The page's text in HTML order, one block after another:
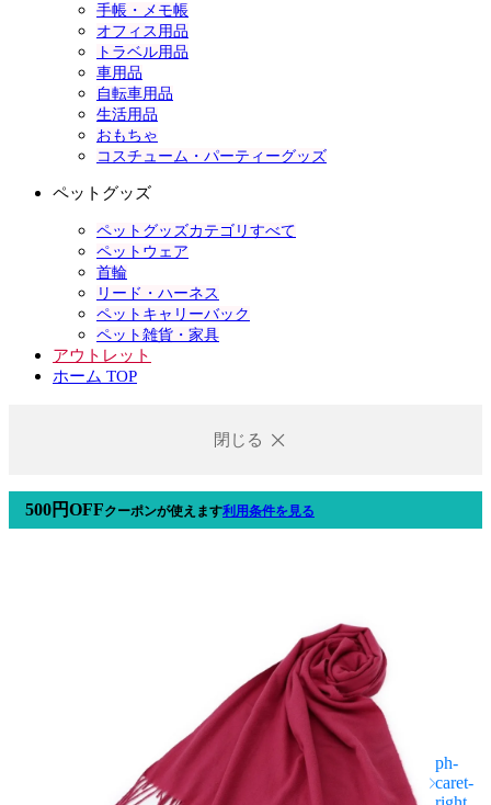
手帳・メモ帳
オフィス用品
トラベル用品
車用品
自転車用品
生活用品
おもちゃ
コスチューム・パーティーグッズ
ペットグッズ
ペットグッズカテゴリすべて
ペットウェア
首輪
リード・ハーネス
ペットキャリーバック
ペット雑貨・家具
アウトレット
ホーム TOP
閉じる
500円OFFクーポンが使えます利用条件を見る